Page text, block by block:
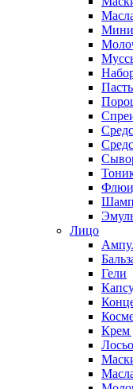
Лицо
Гели
Крем